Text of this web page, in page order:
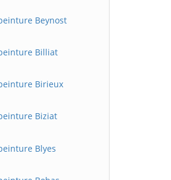
Beynost
Billiat
Birieux
Biziat
Blyes